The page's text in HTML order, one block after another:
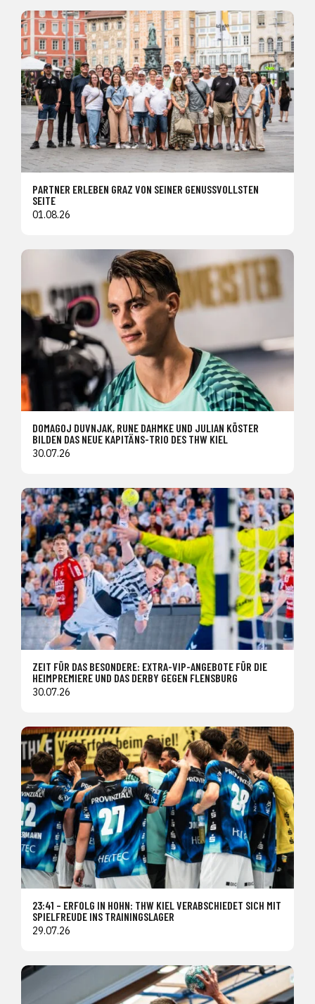
PARTNER ERLEBEN GRAZ VON SEINER GENUSSVOLLSTEN
SEITE
01.08.26
DOMAGOJ DUVNJAK, RUNE DAHMKE UND JULIAN KÖSTER
BILDEN DAS NEUE KAPITÄNS-TRIO DES THW KIEL
30.07.26
ZEIT FÜR DAS BESONDERE: EXTRA-VIP-ANGEBOTE FÜR DIE
HEIMPREMIERE UND DAS DERBY GEGEN FLENSBURG
30.07.26
23:41 – ERFOLG IN HOHN: THW KIEL VERABSCHIEDET SICH MIT
SPIELFREUDE INS TRAININGSLAGER
29.07.26